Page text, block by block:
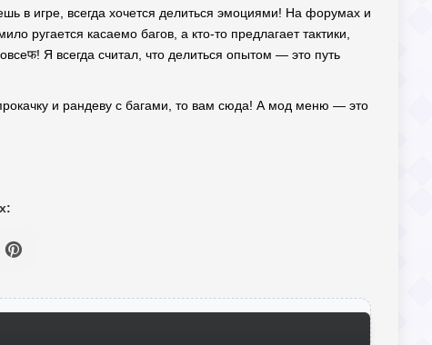
в игре, всегда хочется делиться эмоциями! На форумах и
ругается касаемо багов, а кто-то предлагает тактики,
Я всегда считал, что делиться опытом — это путь
и рандеву с багами, то вам сюда! А мод меню — это